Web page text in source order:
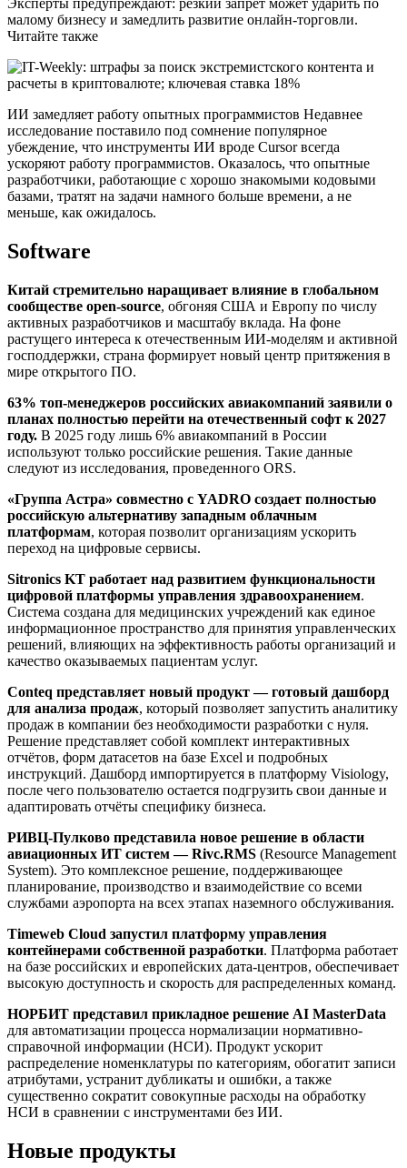
Эксперты предупреждают: резкий запрет может ударить по
малому бизнесу и замедлить развитие онлайн-торговли.
Читайте также
ИИ замедляет работу опытных программистов Недавнее
исследование поставило под сомнение популярное
убеждение, что инструменты ИИ вроде Cursor всегда
ускоряют работу программистов. Оказалось, что опытные
разработчики, работающие с хорошо знакомыми кодовыми
базами, тратят на задачи намного больше времени, а не
меньше, как ожидалось.
Software
Китай стремительно наращивает влияние в глобальном
сообществе open-source, обгоняя США и Европу по числу
активных разработчиков и масштабу вклада. На фоне
растущего интереса к отечественным ИИ-моделям и активной
господдержки, страна формирует новый центр притяжения в
мире открытого ПО.
63% топ-менеджеров российских авиакомпаний заявили о
планах полностью перейти на отечественный софт к 2027
году. В 2025 году лишь 6% авиакомпаний в России
используют только российские решения. Такие данные
следуют из исследования, проведенного ORS.
«Группа Астра» совместно с YADRO создает полностью
российскую альтернативу западным облачным
платформам, которая позволит организациям ускорить
переход на цифровые сервисы.
Sitronics KT работает над развитием функциональности
цифровой платформы управления здравоохранением.
Система создана для медицинских учреждений как единое
информационное пространство для принятия управленческих
решений, влияющих на эффективность работы организаций и
качество оказываемых пациентам услуг.
Conteq представляет новый продукт — готовый дашборд
для анализа продаж, который позволяет запустить аналитику
продаж в компании без необходимости разработки с нуля.
Решение представляет собой комплект интерактивных
отчётов, форм датасетов на базе Excel и подробных
инструкций. Дашборд импортируется в платформу Visiology,
после чего пользователю остается подгрузить свои данные и
адаптировать отчёты специфику бизнеса.
РИВЦ-Пулково представила новое решение в области
авиационных ИТ систем — Rivc.RMS (Resource Management
System). Это комплексное решение, поддерживающее
планирование, производство и взаимодействие со всеми
службами аэропорта на всех этапах наземного обслуживания.
Timeweb Cloud запустил платформу управления
контейнерами собственной разработки. Платформа работает
на базе российских и европейских дата-центров, обеспечивает
высокую доступность и скорость для распределенных команд.
НОРБИТ представил прикладное решение AI MasterData
для автоматизации процесса нормализации нормативно-
справочной информации (НСИ). Продукт ускорит
распределение номенклатуры по категориям, обогатит записи
атрибутами, устранит дубликаты и ошибки, а также
существенно сократит совокупные расходы на обработку
НСИ в сравнении с инструментами без ИИ.
Новые продукты